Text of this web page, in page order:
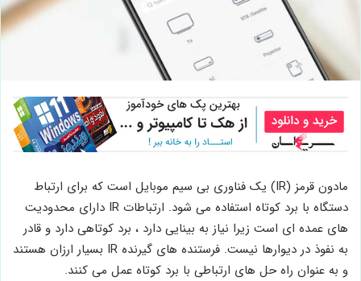
مادون قرمز (IR) یک فناوری بی سیم موبایل است که برای ارتباط
دستگاه با برد کوتاه استفاده می شود. ارتباطات IR دارای محدودیت
های عمده ای است زیرا نیاز به بینایی دارد ، برد کوتاهی دارد و قادر
به نفوذ در دیوارها نیست. فرستنده های گیرنده IR بسیار ارزان هستند
و به عنوان راه حل های ارتباطی با برد کوتاه عمل می کنند.